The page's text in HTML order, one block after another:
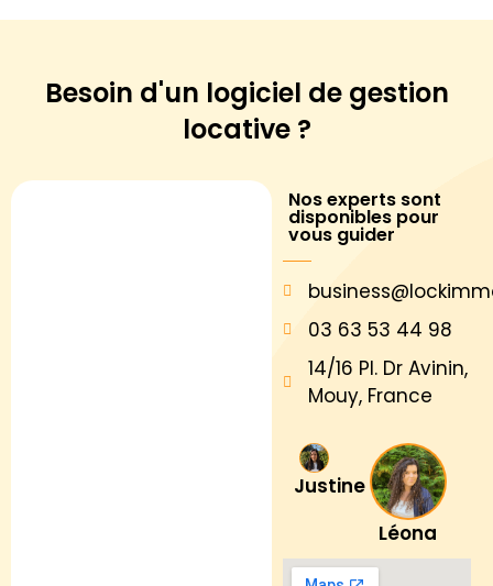
Besoin d'un logiciel de gestion
locative ?
Nos experts sont
disponibles pour
vous guider
03 63 53 44 98
14/16 Pl. Dr Avinin,
Mouy, France
Justine
Léona